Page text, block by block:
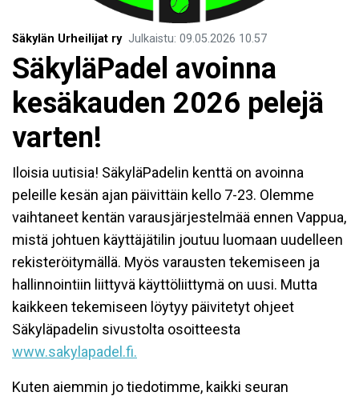
Säkylän Urheilijat ry Julkaistu: 09.05.2026 10.57
SäkyläPadel avoinna
kesäkauden 2026 pelejä
varten!
Iloisia uutisia! SäkyläPadelin kenttä on avoinna
peleille kesän ajan päivittäin kello 7-23. Olemme
vaihtaneet kentän varausjärjestelmää ennen Vappua,
mistä johtuen käyttäjätilin joutuu luomaan uudelleen
rekisteröitymällä. Myös varausten tekemiseen ja
hallinnointiin liittyvä käyttöliittymä on uusi. Mutta
kaikkeen tekemiseen löytyy päivitetyt ohjeet
Säkyläpadelin sivustolta osoitteesta
www.sakylapadel.fi.
Kuten aiemmin jo tiedotimme, kaikki seuran